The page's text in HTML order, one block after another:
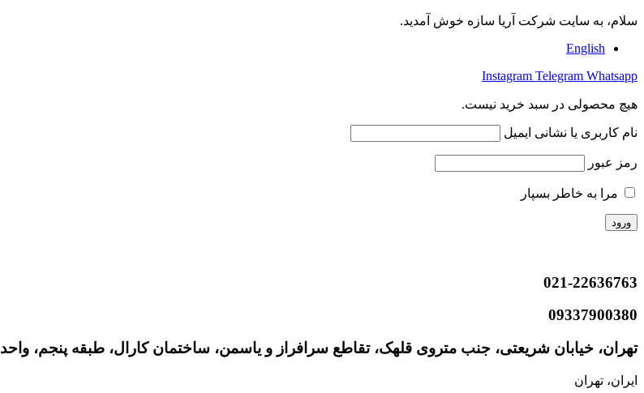
سلام، به سایت شرکت آریا سازه خوش آمدید.
English
Instagram Telegram Whatsapp
هیچ محصولی در سبد خرید نیست.
نام کاربری یا نشانی ایمیل
رمز عبور
مرا به خاطر بسپار
021-22636763
09337900380
تهران، خیابان شریعتی، جنب متروی قلهک، تقاطع سرافراز و یاسمن، ساختمان کارال، طبقه پنجم، واحد 10
ایران، تهران